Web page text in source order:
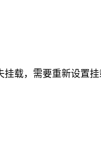
挂载，需要重新设置